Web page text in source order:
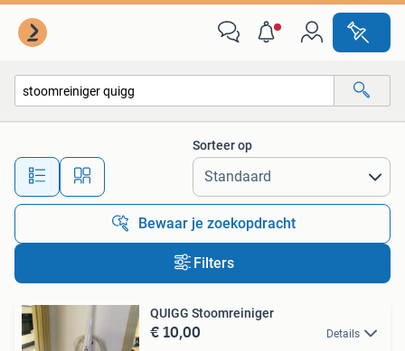
Alle afstanden…
Sorteer op
Bewaar je zoekopdracht
Filters
QUIGG Stoomreiniger
€ 10,00 Details